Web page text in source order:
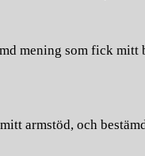
mening som fick
armstöd, och